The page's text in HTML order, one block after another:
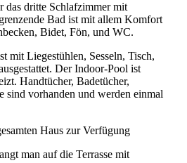
das dritte Schlafzimmer mit
Bad ist mit allem Komfort
Bidet, Fön, und WC.
mit Liegestühlen, Sesseln, Tisch,
Der Indoor-Pool ist
Handtücher, Badetücher,
sind vorhanden und werden einmal
Haus zur Verfügung
man auf die Terrasse mit